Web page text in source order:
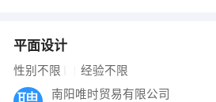
平面设计
性别不限 经验不限
南阳唯时贸易有限公司